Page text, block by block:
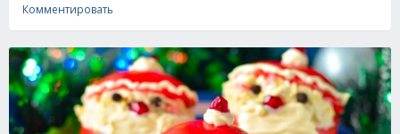
Комментировать